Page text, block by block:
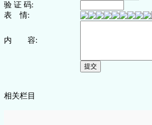
验 证 码:
表 情:
内 容:
相关栏目